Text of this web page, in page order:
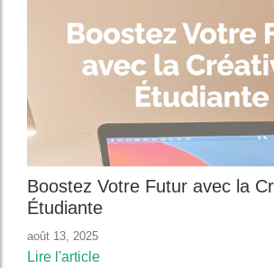
Boostez Votre Futur avec la
Étudiante
août 13, 2025
Lire l'article